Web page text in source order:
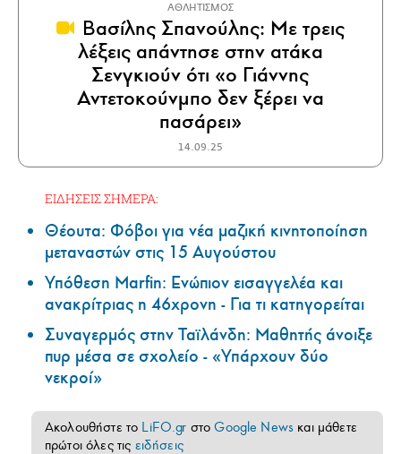
ΑΘΛΗΤΙΣΜΟΣ
Βασίλης Σπανούλης: Με τρεις
λέξεις απάντησε στην ατάκα
Σενγκιούν ότι «ο Γιάννης
Αντετοκούνμπο δεν ξέρει να
πασάρει»
14.09.25
ΕΙΔΗΣΕΙΣ ΣΗΜΕΡΑ:
Θέουτα: Φόβοι για νέα μαζική κινητοποίηση
μεταναστών στις 15 Αυγούστου
Υπόθεση Marfin: Ενώπιον εισαγγελέα και
ανακρίτριας η 46χρονη - Για τι κατηγορείται
Συναγερμός στην Ταϊλάνδη: Μαθητής άνοιξε
πυρ μέσα σε σχολείο - «Υπάρχουν δύο
νεκροί»
Ακολουθήστε το LiFO.gr στοGoogle News και μάθετε
πρώτοι όλες τις ειδήσεις